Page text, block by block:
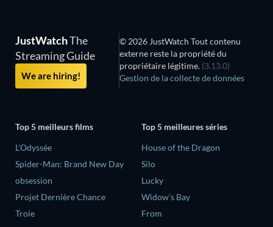
JustWatchThe
Streaming Guide
We are hiring!
© 2026 JustWatch Tout contenu
externe reste la propriété du
propriétaire légitime. (3.13.0)
Gestion de la collecte de données
Top 5 meilleurs films
L'Odyssée
Spider-Man: Brand New Day
obsession
Projet Dernière Chance
Troie
Top 5 meilleures séries
House of the Dragon
Silo
Lucky
Widow’s Bay
From